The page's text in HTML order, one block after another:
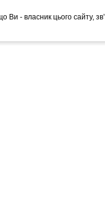
Ви - власник цього сайту,